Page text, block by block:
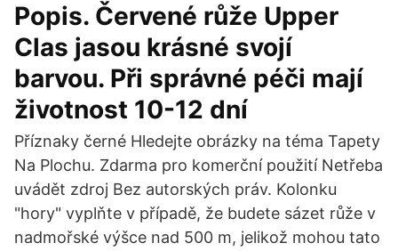
Popis. Červené růže Upper
Clas jasou krásné svojí
barvou. Při správné péči mají
životnost 10-12 dní
Příznaky černé Hledejte obrázky na téma Tapety
Na Plochu. Zdarma pro komerční použití Netřeba
uvádět zdroj Bez autorských práv. Kolonku
"hory" vyplňte v případě, že budete sázet růže v
nadmořské výšce nad 500 m, jelikož mohou tato